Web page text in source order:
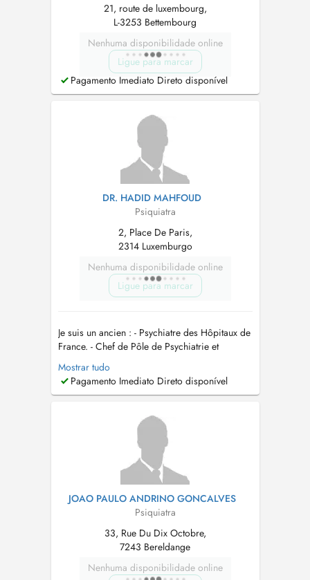
21, route de luxembourg,
L-3253 Bettembourg
Nenhuma disponibilidade online
Ligue para marcar
Pagamento Imediato Direto disponível
DR. HADID MAHFOUD
Psiquiatra
2, Place De Paris,
2314 Luxemburgo
Nenhuma disponibilidade online
Ligue para marcar
Je suis un ancien : - Psychiatre des Hôpitaux de
France. - Chef de Pôle de Psychiatrie et
d'addictologie - Psychiatre Agrée de
l'Administration Française....
Mostrar tudo
Pagamento Imediato Direto disponível
JOAO PAULO ANDRINO GONCALVES
Psiquiatra
33, Rue Du Dix Octobre,
7243 Bereldange
Nenhuma disponibilidade online